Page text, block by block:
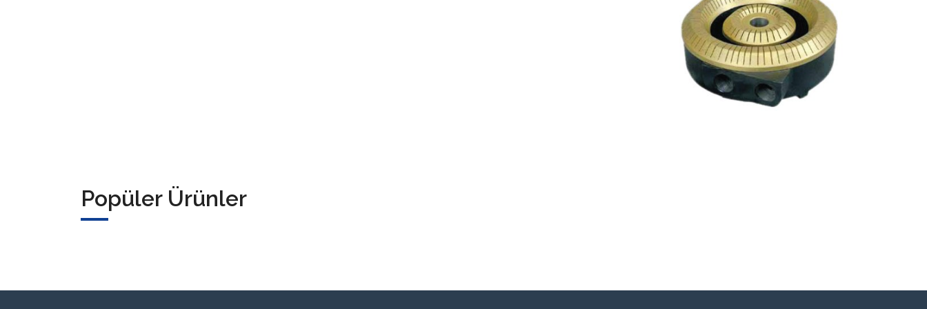
Popüler Ürünler